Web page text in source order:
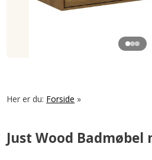
Her er du: Forside »
Just Wood Badmøbel